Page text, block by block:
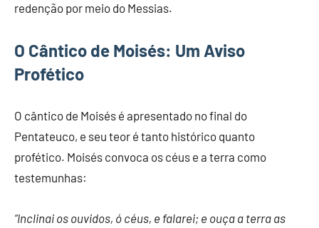
redenção por meio do Messias.
O Cântico de Moisés: Um Aviso
Profético
O cântico de Moisés é apresentado no final do
Pentateuco, e seu teor é tanto histórico quanto
profético. Moisés convoca os céus e a terra como
testemunhas:
“Inclinai os ouvidos, ó céus, e falarei; e ouça a terra as